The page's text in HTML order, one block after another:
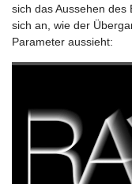
sich das Aussehen des
sich an, wie der
Parameter aussieht: